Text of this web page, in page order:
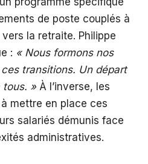
de poste couplés à
la retraite. Philippe
: « Nous formons nos
transitions. Un départ
tous. »À l’inverse, les
mettre en place ces
salariés démunis face
administratives.